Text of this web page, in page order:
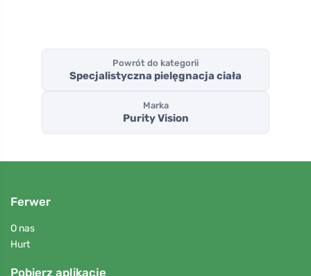
Powrót do kategorii
Specjalistyczna pielęgnacja ciała
Marka
Purity Vision
Ferwer
O nas
Hurt
Pobierz aplikację